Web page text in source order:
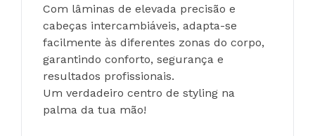
Com lâminas de elevada precisão e
cabeças intercambiáveis, adapta-se
facilmente às diferentes zonas do corpo,
garantindo conforto, segurança e
resultados profissionais.
Um verdadeiro centro de styling na
palma da tua mão!